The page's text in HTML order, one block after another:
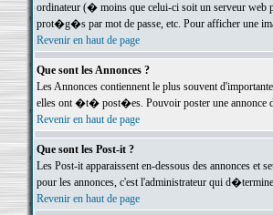
ordinateur (� moins que celui-ci soit un serveur web
prot�g�s par mot de passe, etc. Pour afficher une
Revenir en haut de page
Que sont les Annonces ?
Les Annonces contiennent le plus souvent
elles ont �t� post�es. Pouvoir poster une annonce
Revenir en haut de page
Que sont les Post-it ?
Les Post-it apparaissent en-dessous des annonces
pour les annonces, c'est l'administrateur qui
Revenir en haut de page